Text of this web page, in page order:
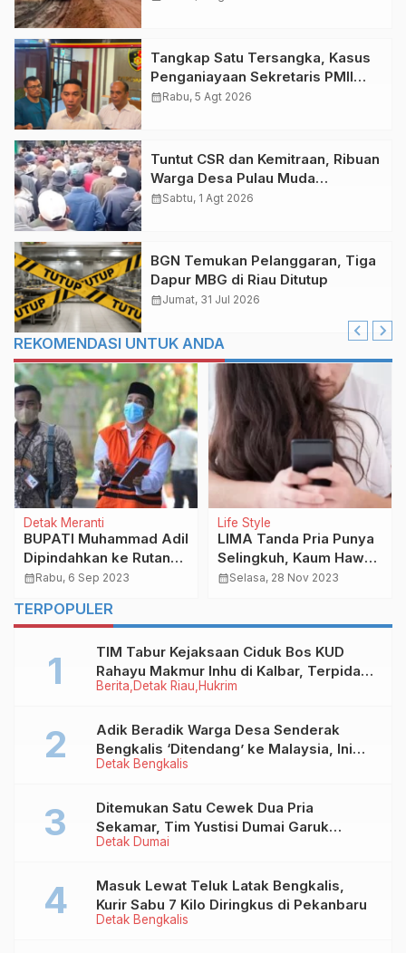
Tangkap Satu Tersangka, Kasus
Penganiayaan Sekretaris PMII
Ditangani Polda Riau
calendar_monthRabu, 5 Agt 2026
Tuntut CSR dan Kemitraan, Ribuan
Warga Desa Pulau Muda
Pelalawan Unjuk Rasa di PKS PT
calendar_monthSabtu, 1 Agt 2026
BGN Temukan Pelanggaran, Tiga
Dapur MBG di Riau Ditutup
calendar_monthJumat, 31 Jul 2026
REKOMENDASI UNTUK ANDA
Detak Meranti
BUPATI Muhammad Adil
Dipindahkan ke Rutan
Pekanbaru, Hakim
calendar_monthRabu, 6 Sep 2023
Life Style
LIMA Tanda Pria Punya
Selingkuh, Kaum Hawa
Wajib Tahu!
calendar_monthSelasa, 28 Nov 2023
TERPOPULER
Berita Detak Riau Hukrim
TIM Tabur Kejaksaan Ciduk Bos KUD
Rahayu Makmur Inhu di Kalbar, Terpidana
Kredit Fiktif Rp2,8 M
Detak Bengkalis
Adik Beradik Warga Desa Senderak
Bengkalis ‘Ditendang’ ke Malaysia, Ini
Sebabnya!
Detak Dumai
Ditemukan Satu Cewek Dua Pria
Sekamar, Tim Yustisi Dumai Garuk
Puluhan Pasangan Mesum
Detak Bengkalis
Masuk Lewat Teluk Latak Bengkalis,
Kurir Sabu 7 Kilo Diringkus di Pekanbaru